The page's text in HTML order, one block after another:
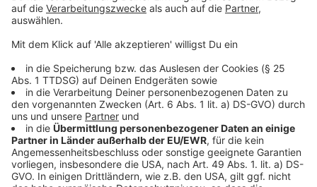
und Pfefferkörner so lange kochen lassen, bis
sich der Zucker vollständig aufgelöst hat. Dabei
gelegentlich umrühren. Nochmals 350 ml kaltes
lassen.
Die Heringe gründlich unter fließendem kaltem
Wasser abspülen. Dabei mit dem Daumennagel
von innen an der Mittelgräte entlang fahren, damit
letzte Blutgefäße entfernt werden. Heringe mit
Küchenkrepp gründlich trocken tupfen. Zitrone
auspressen und die Fische mit Zitronensaft